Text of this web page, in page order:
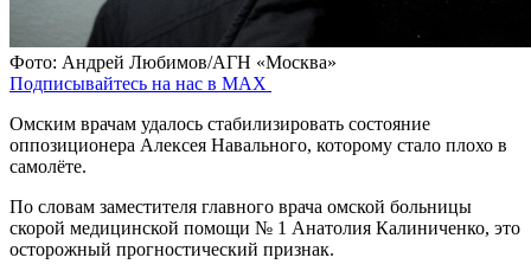
Фото: Андрей Любимов/АГН «Москва»
Подписывайтесь на нас в MAX
Омским врачам удалось стабилизировать состояние
оппозиционера Алексея Навального, которому стало плохо в
самолёте.
По словам заместителя главного врача омской больницы
скорой медицинской помощи № 1 Анатолия Калиниченко, это
осторожный прогностический признак.